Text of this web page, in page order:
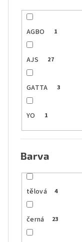
AGBO 1
AJS 27
GATTA 3
YO 1
Barva
tělová 4
černá 23